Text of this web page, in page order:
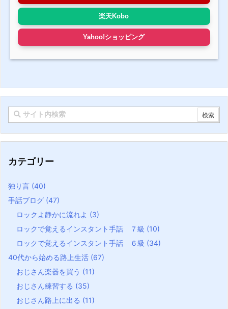
楽天Kobo
Yahoo!ショッピング
カテゴリー
独り言 (40)
手話ブログ (47)
ロックよ静かに流れよ (3)
ロックで覚えるインスタント手話 ７級 (10)
ロックで覚えるインスタント手話 ６級 (34)
40代から始める路上生活 (67)
おじさん楽器を買う (11)
おじさん練習する (35)
おじさん路上に出る (11)